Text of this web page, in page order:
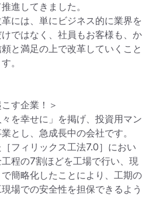
進してきました。
には、単にビジネス的に業界を
ではなく、社員もお客様も、か
と満足の上で改革していくこと
。
す企業！＞
々を幸せに」を掲げ、投資用マン
とし、急成長中の会社です。
フィリックス工法7.0］におい
程の7割ほどを工場で行い、現
簡略化したことにより、工期の
場での安全性を担保できるよう